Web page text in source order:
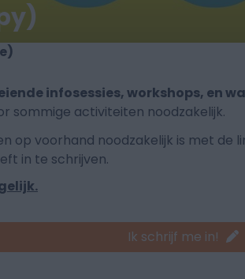
infosessies, workshops, en
sommige activiteiten noodzakelijk.
op voorhand noodzakelijk is met de
in te schrijven.
Ik schrijf me in!